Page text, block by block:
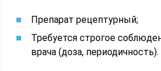
Препарат рецептурный;
Требуется строгое
врача (доза, периодичность).